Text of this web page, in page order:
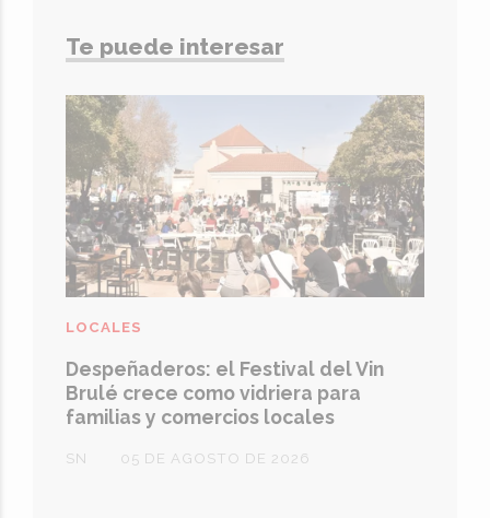
Te puede interesar
Despeñaderos: el Festival del Vin
Brulé crece como vidriera para
familias y comercios locales
SN
LOCALES
05 DE AGOSTO DE 2026